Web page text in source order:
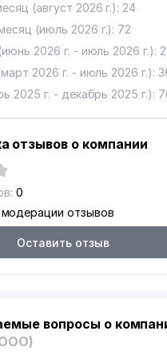
(август 2026 г.): 24
(июль 2026 г.): 72
2026 г. - июль 2026 г.):
2026 г. - июль 2026 г.):
2025 г. - декабрь 2025 г.):
отзывов о компании
0
отзывов
Оставить отзыв
вопросы о
ООО)